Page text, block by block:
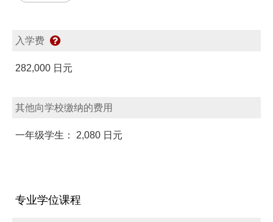
入学费
282,000 日元
其他向学校缴纳的费用
一年级学生： 2,080 日元
专业学位课程